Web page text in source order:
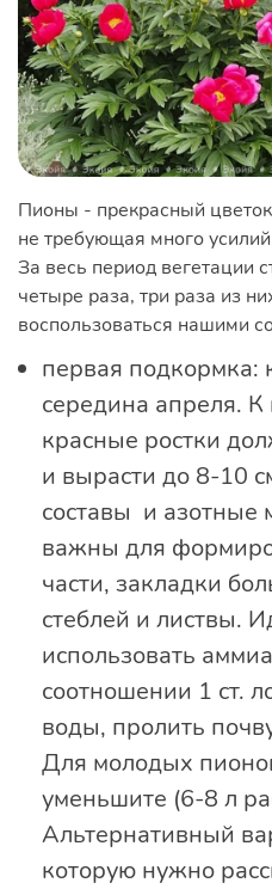
Пионы - прекрасный
не требующая много
За весь период вегетации
четыре раза, три раза из
воспользоваться нашими
первая подкормка:
середина апреля.
красные ростки
и вырасти до 8-10
составы и азотные
важны для
части, закладки
стеблей и листвы.
использовать
соотношении 1 ст.
воды, пролить
Для молодых
уменьшите (6-8 л
Альтернативный
которую нужно